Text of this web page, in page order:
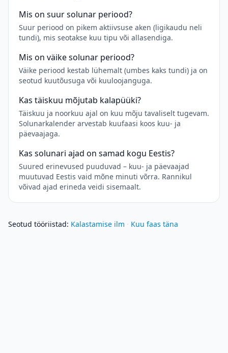
Mis on suur solunar periood?
Suur periood on pikem aktiivsuse aken (ligikaudu neli
tundi), mis seotakse kuu tipu või allasendiga.
Mis on väike solunar periood?
Väike periood kestab lühemalt (umbes kaks tundi) ja on
seotud kuutõusuga või kuuloojanguga.
Kas täiskuu mõjutab kalapüüki?
Täiskuu ja noorkuu ajal on kuu mõju tavaliselt tugevam.
Solunarkalender arvestab kuufaasi koos kuu- ja
päevaajaga.
Kas solunari ajad on samad kogu Eestis?
Suured erinevused puuduvad – kuu- ja päevaajad
muutuvad Eestis vaid mõne minuti võrra. Rannikul
võivad ajad erineda veidi sisemaalt.
Seotud tööriistad: Kalastamise ilm · Kuu faas täna